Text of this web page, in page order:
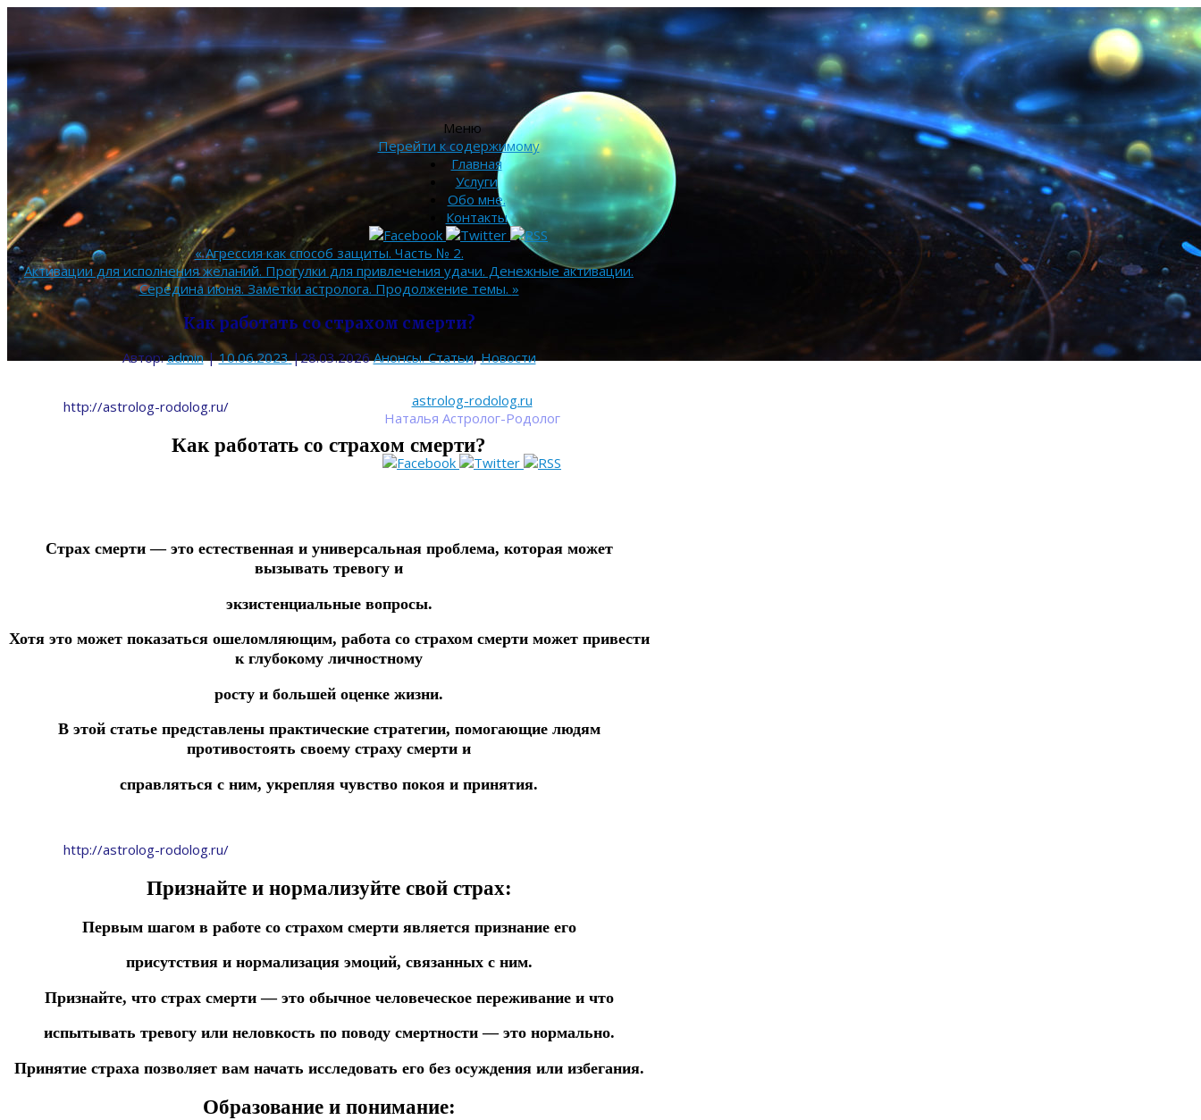
astrolog-rodolog.ru
Наталья Астролог-Родолог
Меню
Перейти к содержимому
Главная
Услуги
Обо мне.
Контакты
«Агрессия как способ защиты. Часть № 2.
Активации для исполнения желаний. Прогулки для привлечения удачи. Денежные активации.
Середина июня. Заметки астролога. Продолжение темы. »
Как работать со страхом смерти?
Автор:admin | 10.06.2023 |28.03.2026 Анонсы. Статьи,Новости
http://astrolog-rodolog.ru/
Как работать со страхом смерти?
Страх смерти — это естественная и универсальная проблема, которая может
вызывать тревогу и
экзистенциальные вопросы.
Хотя это может показаться ошеломляющим, работа со страхом смерти может привести
к глубокому личностному
росту и большей оценке жизни.
В этой статье представлены практические стратегии, помогающие людям
противостоять своему страху смерти и
справляться с ним, укрепляя чувство покоя и принятия.
http://astrolog-rodolog.ru/
Признайте и нормализуйте свой страх:
Первым шагом в работе со страхом смерти является признание его
присутствия и нормализация эмоций, связанных с ним.
Признайте, что страх смерти — это обычное человеческое переживание и что
испытывать тревогу или неловкость по поводу смертности — это нормально.
Принятие страха позволяет вам начать исследовать его без осуждения или избегания.
Образование и понимание: